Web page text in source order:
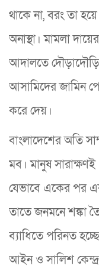
থাকে না, বরং তা হয়ে
অনাস্থা। মামলা
আদালতে দৌড়াদৌড়ি
আসামিদের জামিন
করে দেয়।
বাংলাদেশের অতি
মব। মানুষ
যেভাবে একের পর
তাতে জনমনে শঙ্কা
ব্যাধিতে পরিনত
আইন ও সালিশ